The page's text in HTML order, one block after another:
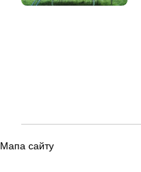
Мапа сайту